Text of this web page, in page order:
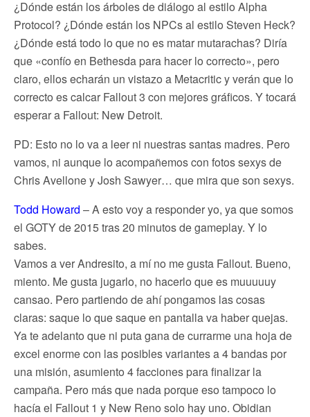
¿Dónde están los árboles de diálogo al estilo Alpha
Protocol? ¿Dónde están los NPCs al estilo Steven Heck?
¿Dónde está todo lo que no es matar mutarachas? Diría
que «confío en Bethesda para hacer lo correcto», pero
claro, ellos echarán un vistazo a Metacritic y verán que lo
correcto es calcar Fallout 3 con mejores gráficos. Y tocará
esperar a Fallout: New Detroit.
PD: Esto no lo va a leer ni nuestras santas madres. Pero
vamos, ni aunque lo acompañemos con fotos sexys de
Chris Avellone y Josh Sawyer… que mira que son sexys.
Todd Howard – A esto voy a responder yo, ya que somos
el GOTY de 2015 tras 20 minutos de gameplay. Y lo
sabes.
Vamos a ver Andresito, a mí no me gusta Fallout. Bueno,
miento. Me gusta jugarlo, no hacerlo que es muuuuuy
cansao. Pero partiendo de ahí pongamos las cosas
claras: saque lo que saque en pantalla va haber quejas.
Ya te adelanto que ni puta gana de currarme una hoja de
excel enorme con las posibles variantes a 4 bandas por
una misión, asumiento 4 facciones para finalizar la
campaña. Pero más que nada porque eso tampoco lo
hacía el Fallout 1 y New Reno solo hay uno. Obidian